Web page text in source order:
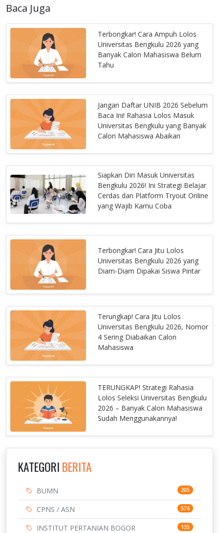
Baca Juga
Terbongkar! Cara Ampuh Lolos
Universitas Bengkulu 2026 yang
Banyak Calon Mahasiswa Belum
Tahu
Jangan Daftar UNIB 2026 Sebelum
Baca Ini! Rahasia Lolos Masuk
Universitas Bengkulu yang Banyak
Calon Mahasiswa Abaikan
Siapkan Diri Masuk Universitas
Bengkulu 2026! Ini Strategi Belajar
Cerdas dan Platform Tryout Online
yang Wajib Kamu Coba
Terbongkar! Cara Jitu Lolos
Universitas Bengkulu 2026 yang
Diam-Diam Dipakai Siswa Pintar
Terungkap! Cara Jitu Lolos
Universitas Bengkulu 2026, Nomor
4 Sering Diabaikan Calon
Mahasiswa
TERUNGKAP! Strategi Rahasia
Lolos Seleksi Universitas Bengkulu
2026 – Banyak Calon Mahasiswa
Sudah Menggunakannya!
KATEGORI BERITA
BUMN 205
CPNS / ASN 576
INSTITUT PERTANIAN BOGOR 135